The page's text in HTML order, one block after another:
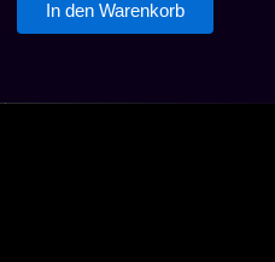
In den Warenkorb